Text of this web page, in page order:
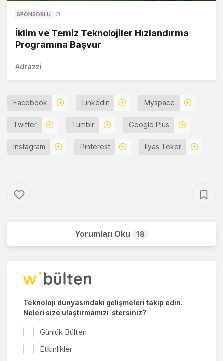
SPONSORLU
İklim ve Temiz Teknolojiler Hızlandırma
Programına Başvur
Adrazzi
Facebook Linkedin Myspace
Twitter Tumblr Google Plus
Instagram Pinterest İlyas Teker
Yorumları Oku 18
Teknoloji dünyasındaki gelişmeleri takip edin.
Neleri size ulaştırmamızı istersiniz?
Günlük Bülten
Etkinlikler